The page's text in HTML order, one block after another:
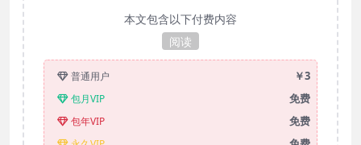
本文包含以下付费内容
阅读
普通用户 ￥3
包月VIP 免费
包年VIP 免费